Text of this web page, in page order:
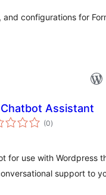
and configurations for
Assistant
(0कुल
दर)
for use with Wordpress
support to